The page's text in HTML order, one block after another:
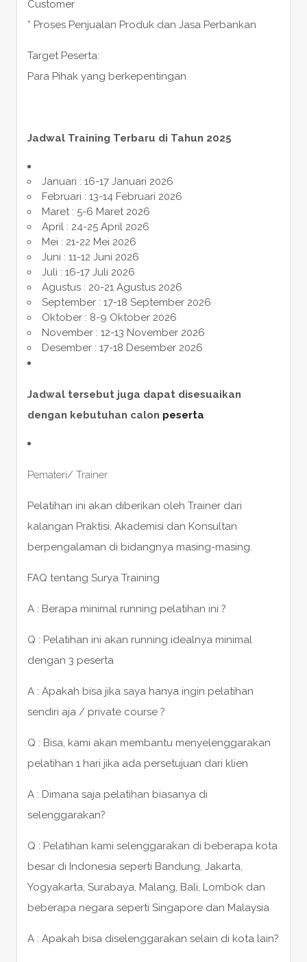
Customer
* Proses Penjualan Produk dan Jasa Perbankan
Target Peserta:
Para Pihak yang berkepentingan
Jadwal Training Terbaru di Tahun 2025
Januari : 16-17 Januari 2026
Februari : 13-14 Februari 2026
Maret : 5-6 Maret 2026
April : 24-25 April 2026
Mei : 21-22 Mei 2026
Juni : 11-12 Juni 2026
Juli : 16-17 Juli 2026
Agustus : 20-21 Agustus 2026
September : 17-18 September 2026
Oktober : 8-9 Oktober 2026
November : 12-13 November 2026
Desember : 17-18 Desember 2026
Jadwal tersebut juga dapat disesuaikan
dengan kebutuhan calon peserta
Pemateri/ Trainer
Pelatihan ini akan diberikan oleh Trainer dari
kalangan Praktisi, Akademisi dan Konsultan
berpengalaman di bidangnya masing-masing.
FAQ tentang Surya Training
A : Berapa minimal running pelatihan ini ?
Q : Pelatihan ini akan running idealnya minimal
dengan 3 peserta
A : Apakah bisa jika saya hanya ingin pelatihan
sendiri aja / private course ?
Q : Bisa, kami akan membantu menyelenggarakan
pelatihan 1 hari jika ada persetujuan dari klien
A : Dimana saja pelatihan biasanya di
selenggarakan?
Q : Pelatihan kami selenggarakan di beberapa kota
besar di Indonesia seperti Bandung, Jakarta,
Yogyakarta, Surabaya, Malang, Bali, Lombok dan
beberapa negara seperti Singapore dan Malaysia
A : Apakah bisa diselenggarakan selain di kota lain?